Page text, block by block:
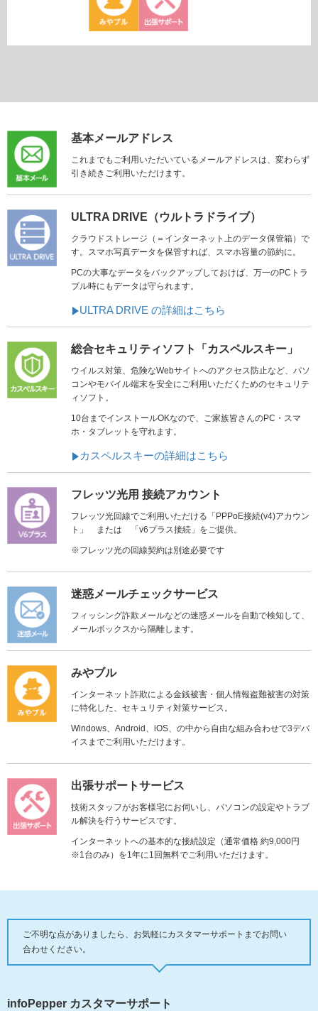
基本メールアドレス
これまでもご利用いただいているメールアドレスは、変わらず
引き続きご利用いただけます。
ULTRA DRIVE（ウルトラドライブ）
クラウドストレージ（＝インターネット上のデータ保管箱）で
す。スマホ写真データを保管すれば、スマホ容量の節約に。
PCの大事なデータをバックアップしておけば、万一のPCトラ
ブル時にもデータは守られます。
ULTRA DRIVE の詳細はこちら
総合セキュリティソフト「カスペルスキー」
ウイルス対策、危険なWebサイトへのアクセス防止など、パソ
コンやモバイル端末を安全にご利用いただくためのセキュリテ
ィソフト。
10台までインストールOKなので、ご家族皆さんのPC・スマ
ホ・タブレットを守れます。
カスペルスキーの詳細はこちら
フレッツ光用 接続アカウント
フレッツ光回線でご利用いただける「PPPoE接続(v4)アカウン
ト」 または 「v6プラス接続」をご提供。
※フレッツ光の回線契約は別途必要です
迷惑メールチェックサービス
フィッシング詐欺メールなどの迷惑メールを自動で検知して、
メールボックスから隔離します。
みやブル
インターネット詐欺による金銭被害・個人情報盗難被害の対策
に特化した、セキュリティ対策サービス。
Windows、Android、iOS、の中から自由な組み合わせで3デバ
イスまでご利用いただけます。
出張サポートサービス
技術スタッフがお客様宅にお伺いし、パソコンの設定やトラブ
ル解決を行うサービスです。
インターネットへの基本的な接続設定（通常価格 約9,000円
※1台のみ）を1年に1回無料でご利用いただけます。
ご不明な点がありましたら、お気軽にカスタマーサポートまでお問い
合わせください。
infoPepper カスタマーサポート